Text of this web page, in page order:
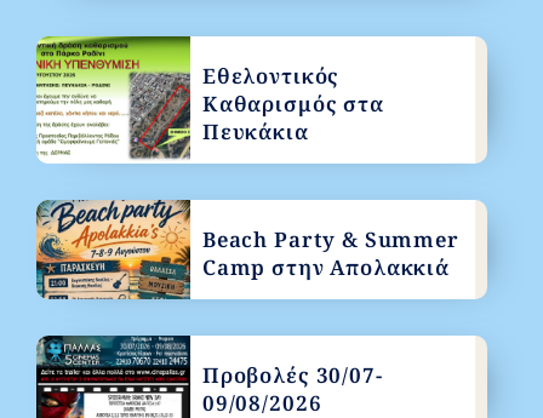
Εθελοντικός
Καθαρισμός στα
Πευκάκια
Beach Party & Summer
Camp στην Απολακκιά
Προβολές 30/07-
09/08/2026